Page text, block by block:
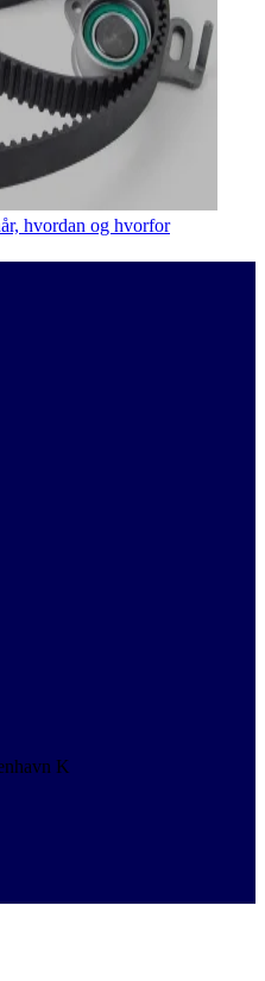
hvordan og hvorfor
K